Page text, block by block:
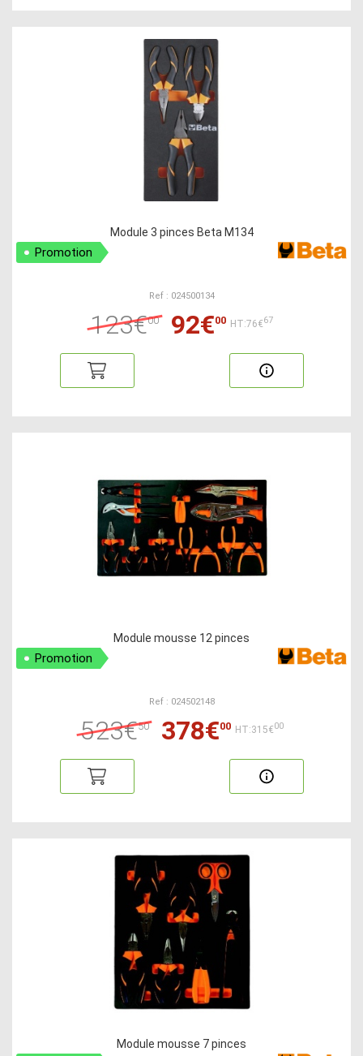
Module 3 pinces Beta M134
Promotion
Ref : 024500134
123€00 92€00 HT:76€67
Module mousse 12 pinces
Promotion
Ref : 024502148
523€50 378€00 HT:315€00
Module mousse 7 pinces